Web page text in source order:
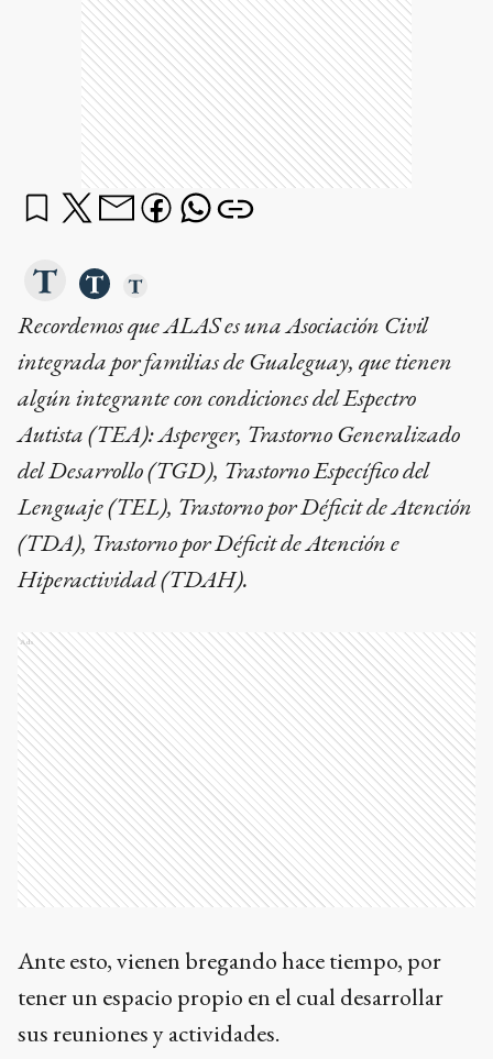
Recordemos que ALAS es una Asociación Civil
integrada por familias de Gualeguay, que tienen
algún integrante con condiciones del Espectro
Autista (TEA): Asperger, Trastorno Generalizado
del Desarrollo (TGD), Trastorno Específico del
Lenguaje (TEL), Trastorno por Déficit de Atención
(TDA), Trastorno por Déficit de Atención e
Hiperactividad (TDAH).
Ads
Ante esto, vienen bregando hace tiempo, por
tener un espacio propio en el cual desarrollar
sus reuniones y actividades.